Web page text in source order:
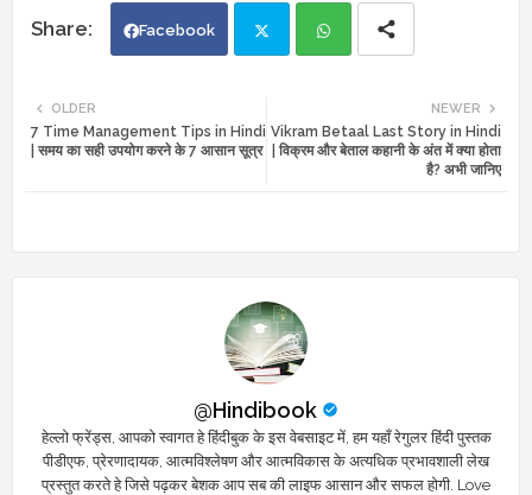
Facebook
tte ats
NEWER
Vikram Betaal Last Story in Hindi
| विक्रम और बेताल कहानी के अंत में क्या होता
है? अभी जानिए
OLDER
7 Time Management Tips in Hindi
| समय का सही उपयोग करने के 7 आसान सूत्र
@Hindibook
हेल्लो फ्रेंड्स, आपको स्वागत हे हिंदीबुक के इस वेबसाइट में, हम यहाँ रेगुलर हिंदी पुस्तक
पीडीएफ, प्रेरणादायक, आत्मविश्लेषण और आत्मविकास के अत्यधिक प्रभावशाली लेख
प्रस्तुत करते हे जिसे पढ़कर बेशक आप सब की लाइफ आसान और सफल होगी. Love